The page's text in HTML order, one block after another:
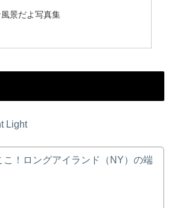
景だよ写真集
Light
こ！ロングアイランド（NY）の端